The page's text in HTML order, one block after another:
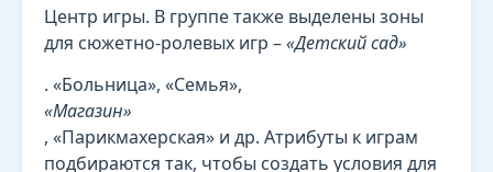
Центр игры. В группе также выделены зоны
для сюжетно-ролевых игр –«Детский сад»
. «Больница», «Семья»,
«Магазин»
, «Парикмахерская» и др. Атрибуты к играм
подбираются так, чтобы создать условия для